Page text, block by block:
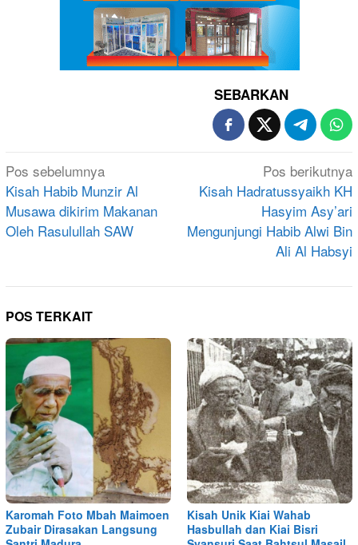
SEBARKAN
Navigasi
pos
Pos sebelumnya
Kisah Habib Munzir Al
Musawa dikirim Makanan
Oleh Rasulullah SAW
Pos berikutnya
Kisah Hadratussyaikh KH
Hasyim Asy’ari
Mengunjungi Habib Alwi Bin
Ali Al Habsyi
POS TERKAIT
Karomah Foto Mbah Maimoen
Zubair Dirasakan Langsung
Kisah Unik Kiai Wahab
Hasbullah dan Kiai Bisri